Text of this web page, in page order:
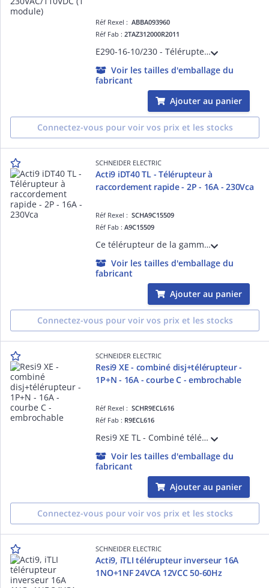
Réf Rexel :ABBA093960
Réf Fab :2TAZ312000R2011
E290-16-10/230 - Télérupteur - série E290 -Tension Un 230VAC/110VDC - Contact 1NO - 16 A - Montage sur rail DIN. - Largeur 1 module -Puissance dissipée 0,32W - Pour la commande de l'éclairage et les charges électriques.
Voir les tailles d'emballage du
fabricant
Ajouter au panier
Connectez-vous pour voir vos prix et les stocks
SCHNEIDER ELECTRIC
Acti9 iDT40 TL - Télérupteur à
raccordement rapide - 2P - 16A - 230Vca
Réf Rexel :SCHA9C15509
Réf Fab :A9C15509
Ce télérupteur de la gamme Acti9 iDT40 TL est un contrôleur manuel et à distance en version 2P 16A 230Vca, contact 2F. Doté d'un accessoire de raccordement rapide, il s'installe sur rail DIN.
Voir les tailles d'emballage du
fabricant
Ajouter au panier
Connectez-vous pour voir vos prix et les stocks
SCHNEIDER ELECTRIC
Resi9 XE - combiné disj+télérupteur -
1P+N - 16A - courbe C - embrochable
Réf Rexel :SCHR9ECL616
Réf Fab : R9ECL616
Resi9 XE TL - Combiné télérupteur 1F + disjoncteur embrochable 1P+N - 16 A 230 V courbe C 3000 A 250 VCA 50 Hz - Commande à distance : bouton-poussoir lumineux 3 mA - NF - Largeur : 4 pas de 9 mm - blanc RAL 9003 - IP20
Voir les tailles d'emballage du
fabricant
Ajouter au panier
Connectez-vous pour voir vos prix et les stocks
SCHNEIDER ELECTRIC
Acti9, iTLI télérupteur inverseur 16A
1NO+1NF 24VCA 12VCC 50-60Hz